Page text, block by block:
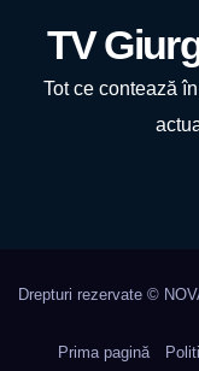
TV
Tot ce contează
Prima pagină